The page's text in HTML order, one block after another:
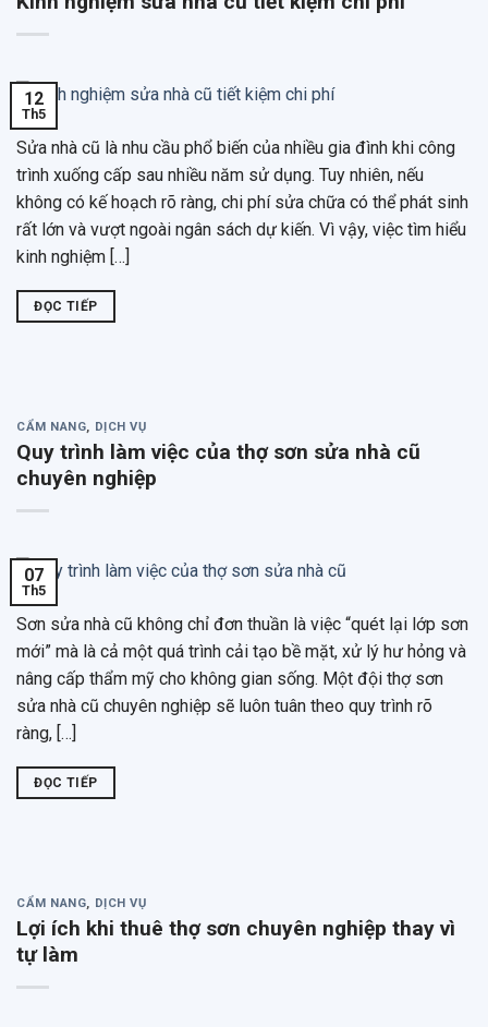
12
Th5
Sửa nhà cũ là nhu cầu phổ biến của nhiều gia đình khi công
trình xuống cấp sau nhiều năm sử dụng. Tuy nhiên, nếu
không có kế hoạch rõ ràng, chi phí sửa chữa có thể phát sinh
rất lớn và vượt ngoài ngân sách dự kiến. Vì vậy, việc tìm hiểu
kinh nghiệm […]
ĐỌC TIẾP
CẨM NANG, DỊCH VỤ
Quy trình làm việc của thợ sơn sửa nhà cũ
chuyên nghiệp
07
Th5
Sơn sửa nhà cũ không chỉ đơn thuần là việc “quét lại lớp sơn
mới” mà là cả một quá trình cải tạo bề mặt, xử lý hư hỏng và
nâng cấp thẩm mỹ cho không gian sống. Một đội thợ sơn
sửa nhà cũ chuyên nghiệp sẽ luôn tuân theo quy trình rõ
ràng, […]
ĐỌC TIẾP
CẨM NANG, DỊCH VỤ
Lợi ích khi thuê thợ sơn chuyên nghiệp thay vì
tự làm